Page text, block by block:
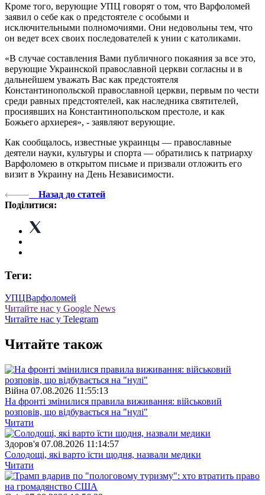
Кроме того, верующие УПЦ говорят о том, что Варфоломей
заявил о себе как о предстоятеле с особыми и
исключительными полномочиями. Они недовольны тем, что
он ведет всех своих последователей к унии с католиками.
«В случае составления Вами публичного покаяния за все это,
верующие Украинской православной церкви согласны и в
дальнейшем уважать Вас как предстоятеля
Константинопольской православной церкви, первым по чести
среди равных предстоятелей, как наследника святителей,
просиявших на Константинопольском престоле, и как
Божьего архиерея», - заявляют верующие.
Как сообщалось, известные украинцы — православные
деятели науки, культуры и спорта — обратились к патриарху
Варфоломею в открытом письме и призвали отложить его
визит в Украину на День Независимости.
Назад до статей
Поділитися:
Теги:
УПЦВарфоломей
Читайте нас у Google News
Читайте нас у Telegram
Читайте також
Війна 07.08.2026 11:55:13
На фронті змінилися правила виживання: військовий
розповів, що відбувається на "нулі"
Читати
Здоров'я 07.08.2026 11:14:57
Солодощі, які варто їсти щодня, назвали медики
Читати